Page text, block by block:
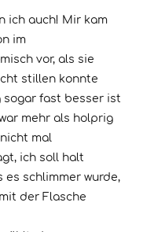
ich auch! Mir kam
im
vor, als sie
stillen konnte
sogar fast besser ist
mehr als holprig
mal
ich soll halt
schlimmer wurde,
der Flasche